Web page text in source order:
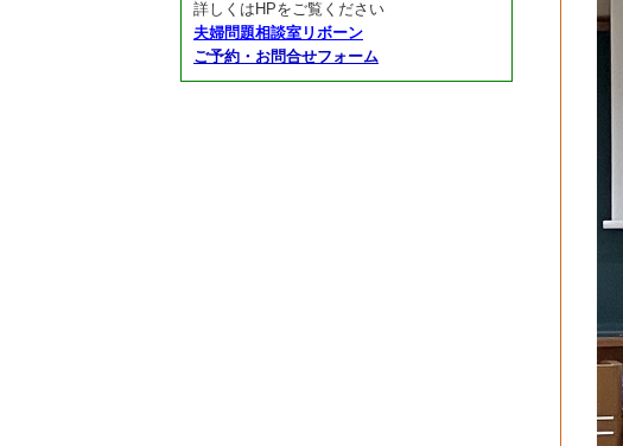
詳しくはHPをご覧ください
夫婦問題相談室リボーン
ご予約・お問合せフォーム